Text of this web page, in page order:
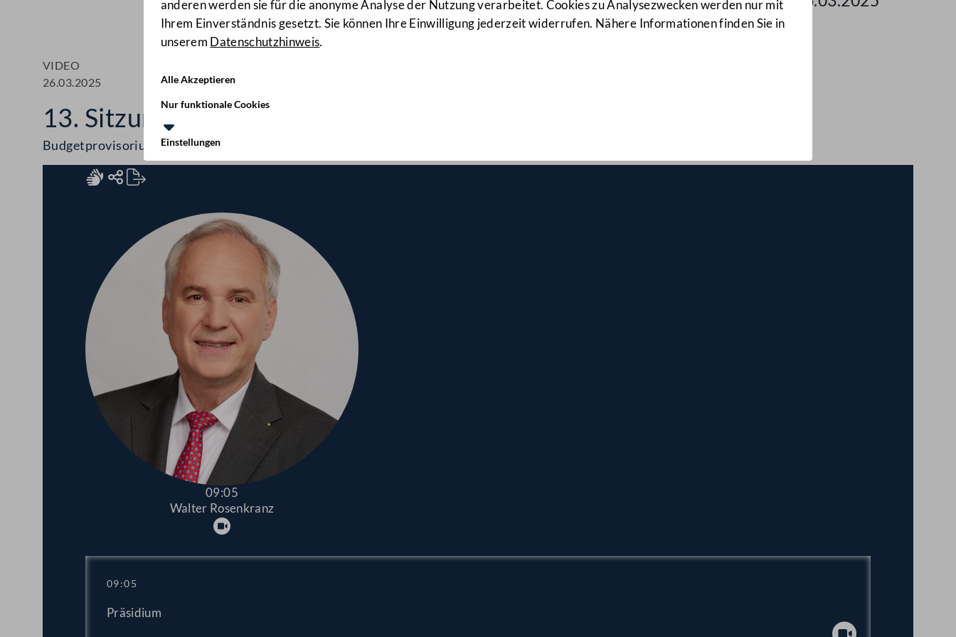
anderen werden sie für die anonyme Analyse der Nutzung verarbeitet. Cookies zu Analysezwecken werden nur mit
Ihrem Einverständnis gesetzt. Sie können Ihre Einwilligung jederzeit widerrufen. Nähere Informationen finden Sie in
unserem Datenschutzhinweis.
Alle Akzeptieren
Nur funktionale Cookies
Einstellungen
VIDEO
26.03.2025
13. Sitzung des Nationalrates am 26.03.2025
Budgetprovisorium, Klimaschutz und "Sky Shield"
09:05
Walter Rosenkranz
Abspielen
09:05
Präsidium